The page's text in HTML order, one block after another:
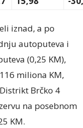
iznad, a po
autoputeva i
(0,25 KM),
miliona KM,
Brčko 4
na posebnom
KM.